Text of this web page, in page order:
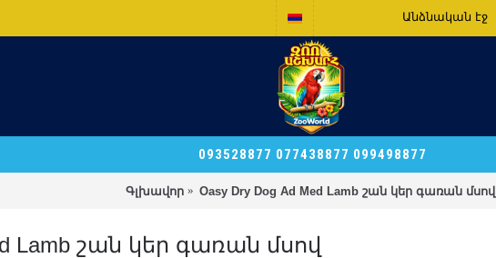
Անձնական էջ
093528877 077438877 099498877
Գլխավոր Oasy Dry Dog Ad Med Lamb շան կեր գառան մսով
Lamb շան կեր գառան մսով